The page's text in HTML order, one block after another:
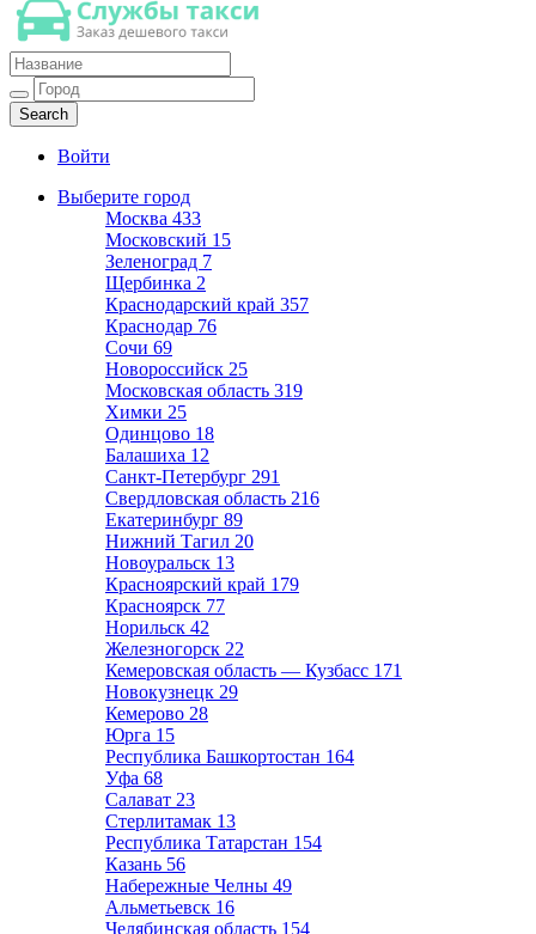
Такси недорогое
Заказ хорошего дешевого такси
Войти
Выберите город
Москва 433
Московский 15
Зеленоград 7
Щербинка 2
Краснодарский край 357
Краснодар 76
Сочи 69
Новороссийск 25
Московская область 319
Химки 25
Одинцово 18
Балашиха 12
Санкт-Петербург 291
Свердловская область 216
Екатеринбург 89
Нижний Тагил 20
Новоуральск 13
Красноярский край 179
Красноярск 77
Норильск 42
Железногорск 22
Кемеровская область — Кузбасс 171
Новокузнецк 29
Кемерово 28
Юрга 15
Республика Башкортостан 164
Уфа 68
Салават 23
Стерлитамак 13
Республика Татарстан 154
Казань 56
Набережные Челны 49
Альметьевск 16
Челябинская область 154